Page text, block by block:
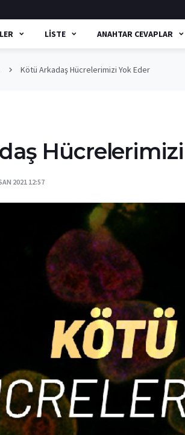
LISTE ANAHTAR CEVAPLAR
Kötü Arkadaş Hücrelerimizi Yok Eder
2021 12:57